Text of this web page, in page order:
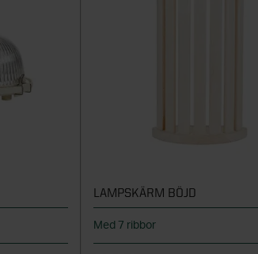
LAMPSKÄRM BÖJD
Med 7 ribbor